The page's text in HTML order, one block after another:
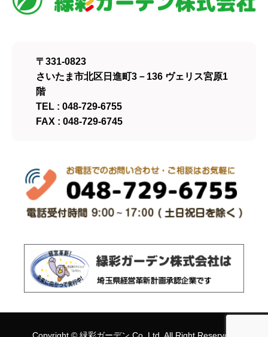
〒331-0823
さいたま市北区日進町3－136 ヴェリス宮原1
階
TEL : 048-729-6755
FAX : 048-729-6745